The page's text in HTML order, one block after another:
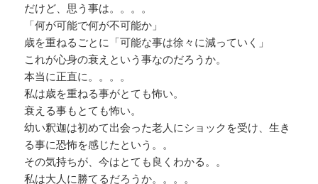
だけど、思う事は。。。。
「何が可能で何が不可能か」
歳を重ねるごとに「可能な事は徐々に減っていく」
これが心身の衰えという事なのだろうか。
本当に正直に。。。。
私は歳を重ねる事がとても怖い。
衰える事もとても怖い。
幼い釈迦は初めて出会った老人にショックを受け、生き
る事に恐怖を感じたという。。
その気持ちが、今はとても良くわかる。。
私は大人に勝てるだろうか。。。。